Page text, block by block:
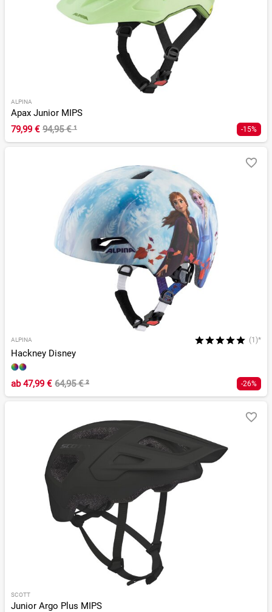
ALPINA
Apax Junior MIPS
79,99 € 94,95 €¹ -15%
ALPINA (1)*
Hackney Disney
ab47,99 € 64,95 €² -26%
SCOTT
Junior Argo Plus MIPS